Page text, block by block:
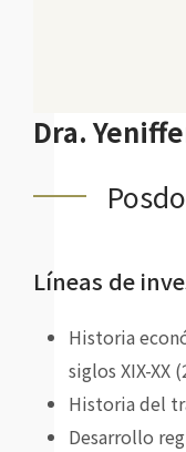
Dra.
Líneas de
Historia
siglos XIX-XX
Historia del
Desarrollo